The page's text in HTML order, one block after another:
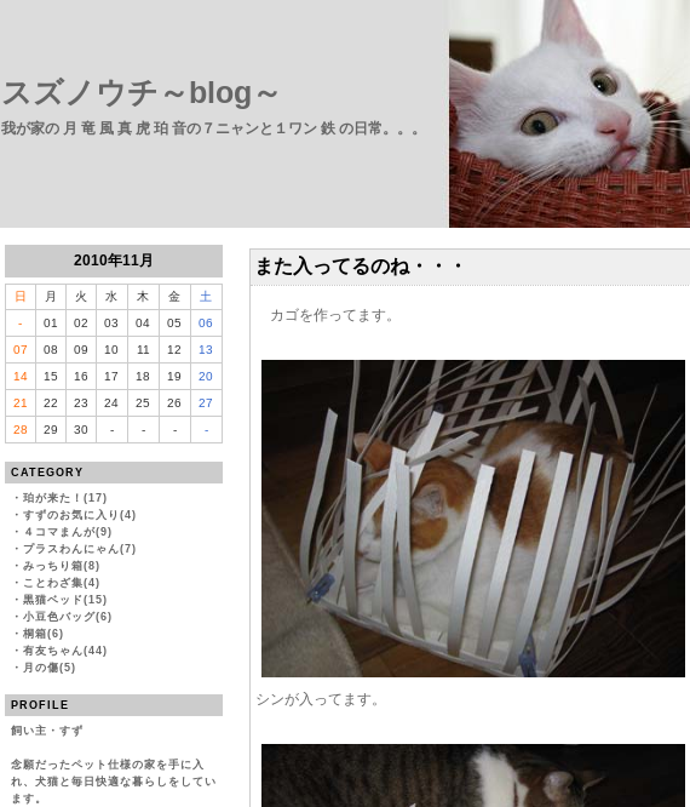
スズノウチ～blog～
我が家の 月 竜 風 真 虎 珀 音の７ニャンと１ワン 鉄 の日常。。。
2010年11月
日 月 火 水 木 金
土
-
01 02 03 04 05
06
07
08 09 10 11 12
13
14
15 16 17 18 19
20
21
22 23 24 25 26
27
28
29 30 - - - -
CATEGORY
・ 珀が来た！(17)
・ すずのお気に入り(4)
・ ４コマまんが(9)
・ プラスわんにゃん(7)
・ みっちり箱(8)
・ ことわざ集(4)
・ 黒猫ベッド(15)
・ 小豆色バッグ(6)
・ 桐箱(6)
・ 有友ちゃん(44)
・ 月の傷(5)
PROFILE
飼い主・すず
念願だったペット仕様の家を手に入
れ、犬猫と毎日快適な暮らしをしてい
ます。
また入ってるのね・・・
カゴを作ってます。
シンが入ってます。